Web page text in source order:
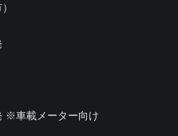
※車載メーター向け